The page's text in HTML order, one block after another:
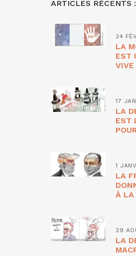
ARTICLES RÉCENTS :
24
LA
EST
VIVE
17
LA
EST
1
LA
À LA
29
LA